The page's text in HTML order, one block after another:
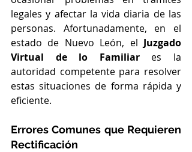
legales y afectar la vida diaria de las
personas. Afortunadamente, en el
estado de Nuevo León, el Juzgado
Virtual de lo Familiar es la
autoridad competente para resolver
estas situaciones de forma rápida y
eficiente.
Errores Comunes que Requieren
Rectificación